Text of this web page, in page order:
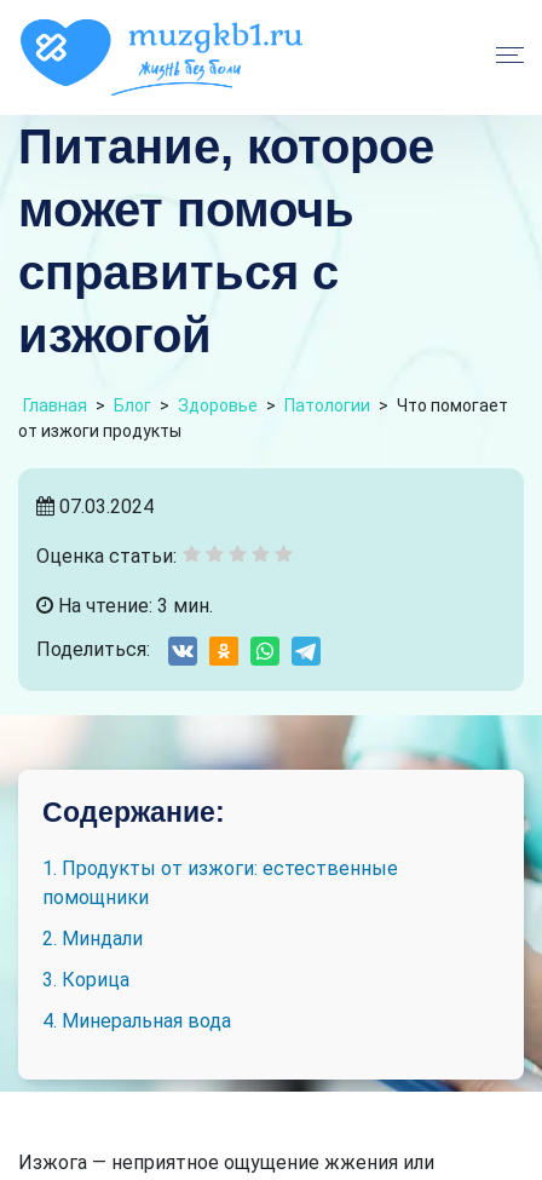
Питание, которое
может помочь
справиться с
изжогой
Главная > Блог > Здоровье > Патологии > Что помогает
от изжоги продукты
07.03.2024
Оценка статьи:
На чтение: 3 мин.
Поделиться:
Содержание:
1. Продукты от изжоги: естественные
помощники
2. Миндали
3. Корица
4. Минеральная вода
Изжога — неприятное ощущение жжения или